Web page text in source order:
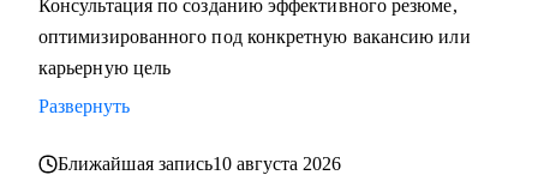
Консультация по созданию эффективного резюме,
оптимизированного под конкретную вакансию или
карьерную цель
Развернуть
Ближайшая запись10 августа 2026